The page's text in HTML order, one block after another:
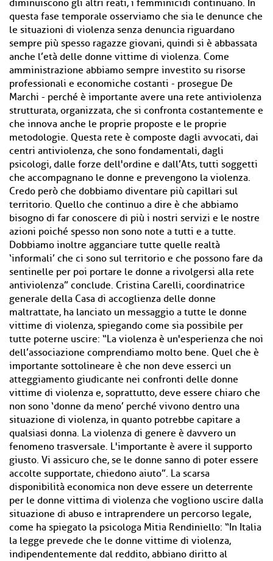
diminuiscono gli altri reati, i femminicidi continuano. In
questa fase temporale osserviamo che sia le denunce che
le situazioni di violenza senza denuncia riguardano
sempre più spesso ragazze giovani, quindi si è abbassata
anche l’età delle donne vittime di violenza. Come
amministrazione abbiamo sempre investito su risorse
professionali e economiche costanti - prosegue De
Marchi - perché è importante avere una rete antiviolenza
strutturata, organizzata, che si confronta costantemente e
che innova anche le proprie proposte e le proprie
metodologie. Questa rete è composte dagli avvocati, dai
centri antiviolenza, che sono fondamentali, dagli
psicologi, dalle forze dell'ordine e dall’Ats, tutti soggetti
che accompagnano le donne e prevengono la violenza.
Credo però che dobbiamo diventare più capillari sul
territorio. Quello che continuo a dire è che abbiamo
bisogno di far conoscere di più i nostri servizi e le nostre
azioni poiché spesso non sono note a tutti e a tutte.
Dobbiamo inoltre agganciare tutte quelle realtà
‘informali’ che ci sono sul territorio e che possono fare da
sentinelle per poi portare le donne a rivolgersi alla rete
antiviolenza” conclude. Cristina Carelli, coordinatrice
generale della Casa di accoglienza delle donne
maltrattate, ha lanciato un messaggio a tutte le donne
vittime di violenza, spiegando come sia possibile per
tutte poterne uscire: “La violenza è un'esperienza che noi
dell’associazione comprendiamo molto bene. Quel che è
importante sottolineare è che non deve esserci un
atteggiamento giudicante nei confronti delle donne
vittime di violenza e, soprattutto, deve essere chiaro che
non sono ‘donne da meno’ perché vivono dentro una
situazione di violenza, in quanto potrebbe capitare a
qualsiasi donna. La violenza di genere è davvero un
fenomeno trasversale. L'importante è avere il supporto
giusto. Vi assicuro che, se le donne sanno di poter essere
accolte supportate, chiedono aiuto”. La scarsa
disponibilità economica non deve essere un deterrente
per le donne vittima di violenza che vogliono uscire dalla
situazione di abuso e intraprendere un percorso legale,
come ha spiegato la psicologa Mitia Rendiniello: “In Italia
la legge prevede che le donne vittime di violenza,
indipendentemente dal reddito, abbiano diritto al